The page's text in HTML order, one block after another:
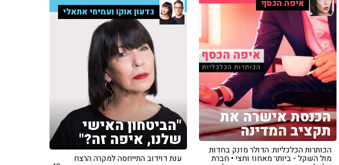
איפה הכסף
הכנסת אישרה את
תקציב המדינה
הכותרות הכלכליות: הדולר מזנק בחדות
מול השקל - ביותר מאחוז וחצי • חברת
גדעון אוקו ועמיחי אתאלי
"הביטחון האישי
שלנו, איפה זה?"
ענת דוידוב התייחסה למקרה הרצח